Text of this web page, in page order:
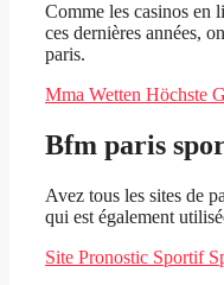
Comme les casinos en
ces dernières années,
paris.
Mma Wetten Höchste
Bfm paris
Avez tous les sites de
qui est également
Site Pronostic Sportif